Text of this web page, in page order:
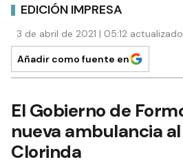
EDICIÓN IMPRESA
3 de abril de 2021 | 05:12
Añadir como fuente en
El Gobierno de
nueva ambulancia
Clorinda